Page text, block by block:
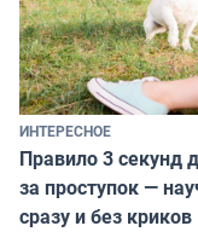
ИНТЕРЕСНОЕ
Правило 3 секунд
за проступок —
сразу и без криков